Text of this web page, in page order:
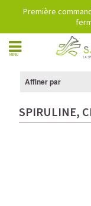
Première
MENU
Affiner par
SPIRULINE,